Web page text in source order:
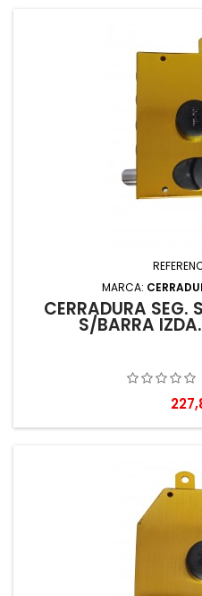
MARCA:
CERRADURA SEG.
S/BARRA